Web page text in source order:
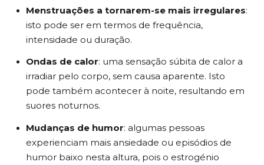
Menstruações a tornarem-se mais irregulares:
isto pode ser em termos de frequência,
intensidade ou duração.
Ondas de calor: uma sensação súbita de calor a
irradiar pelo corpo, sem causa aparente. Isto
pode também acontecer à noite, resultando em
suores noturnos.
Mudanças de humor: algumas pessoas
experienciam mais ansiedade ou episódios de
humor baixo nesta altura, pois o estrogénio